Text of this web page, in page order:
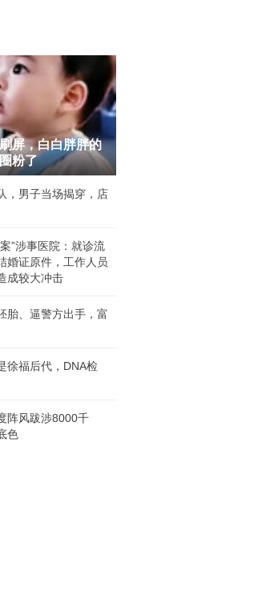
屏，白白胖胖的
粉了
，男子当场揭穿，店
”涉事医院：就诊流
婚证原件，工作人员
成较大冲击
胎、逼警方出手，富
徐福后代，DNA检
阵风跋涉8000千
色